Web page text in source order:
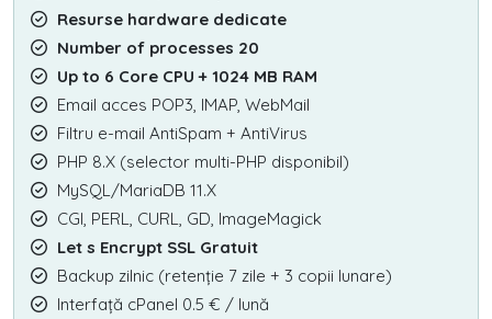
Resurse hardware dedicate
Number of processes 20
Up to 6 Core CPU + 1024 MB RAM
Email acces POP3, IMAP, WebMail
Filtru e-mail AntiSpam + AntiVirus
PHP 8.X (selector multi-PHP disponibil)
MySQL/MariaDB 11.X
CGI, PERL, CURL, GD, ImageMagick
Let s Encrypt SSL Gratuit
Backup zilnic (retenție 7 zile + 3 copii lunare)
Interfață cPanel 0.5 € / lună